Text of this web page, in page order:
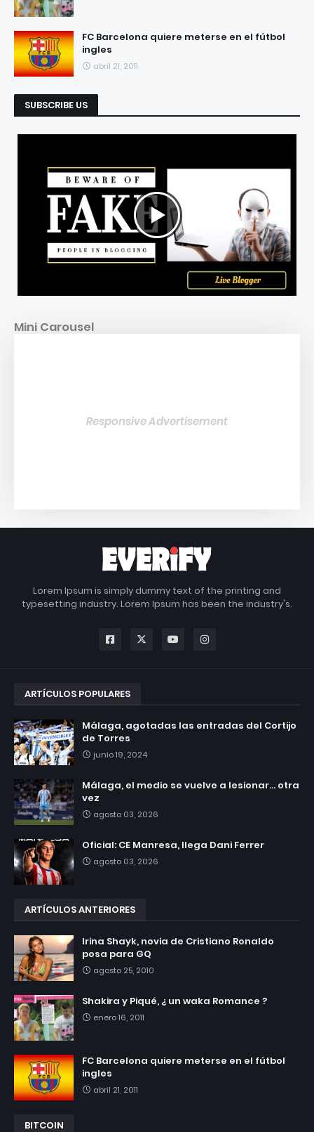
FC Barcelona quiere meterse en el fútbol
ingles
abril 21, 2011
SUBSCRIBE US
Mini Carousel
Responsive Advertisement
Lorem Ipsum is simply dummy text of the printing and
typesetting industry. Lorem Ipsum has been the industry's.
ARTÍCULOS POPULARES
Málaga, agotadas las entradas del Cortijo
de Torres
junio 19, 2024
Málaga, el medio se vuelve a lesionar... otra
vez
agosto 03, 2026
Oficial: CE Manresa, llega Dani Ferrer
agosto 03, 2026
ARTÍCULOS ANTERIORES
Irina Shayk, novia de Cristiano Ronaldo
posa para GQ
agosto 25, 2010
Shakira y Piqué, ¿ un waka Romance ?
enero 16, 2011
FC Barcelona quiere meterse en el fútbol
ingles
abril 21, 2011
BITCOIN